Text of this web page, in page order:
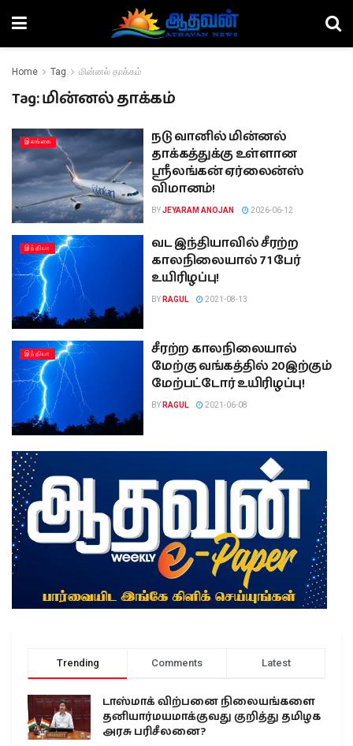
Home Tag மின்னல் தாக்கம்
Tag:மின்னல் தாக்கம்
இலங்கை
நடு வானில் மின்னல்
தாக்கத்துக்கு உள்ளான
ஸ்ரீலங்கன் ஏர்லைன்ஸ்
விமானம்!
BYJEYARAM ANOJAN 2026-06-12
இந்தியா
வட இந்தியாவில் சீரற்ற
காலநிலையால் 71 பேர்
உயிரிழப்பு!
BY RAGUL 2021-08-13
இந்தியா
சீரற்ற காலநிலையால்
மேற்கு வங்கத்தில் 20இற்கும்
மேற்பட்டோர் உயிரிழப்பு!
BY RAGUL 2021-06-08
Trending Comments Latest
டாஸ்மாக் விற்பனை நிலையங்களை
தனியார்மயமாக்குவது குறித்து தமிழக
அரசு பரிசீலனை?